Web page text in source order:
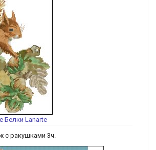
Белки Lanarte
с ракушками 3ч.